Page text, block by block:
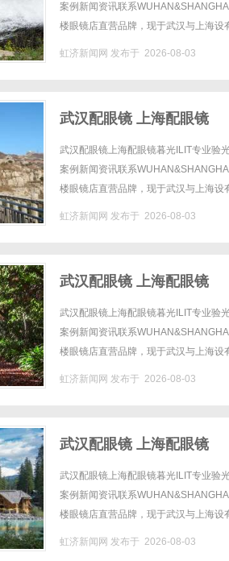
案例新闻资讯联系
楼眼镜店直营品牌，现于武汉与上海设
虹济新闻网 发布于 2026-08-03
武汉配眼镜 上海配眼镜
武汉配眼镜上海配眼镜暮光ILIT专业验
案例新闻资讯联系
楼眼镜店直营品牌，现于武汉与上海设
虹济新闻网 发布于 2026-08-03
武汉配眼镜 上海配眼镜
武汉配眼镜上海配眼镜暮光ILIT专业验
案例新闻资讯联系
楼眼镜店直营品牌，现于武汉与上海设
虹济新闻网 发布于 2026-08-03
武汉配眼镜 上海配眼镜
武汉配眼镜上海配眼镜暮光ILIT专业验
案例新闻资讯联系
楼眼镜店直营品牌，现于武汉与上海设
虹济新闻网 发布于 2026-08-03